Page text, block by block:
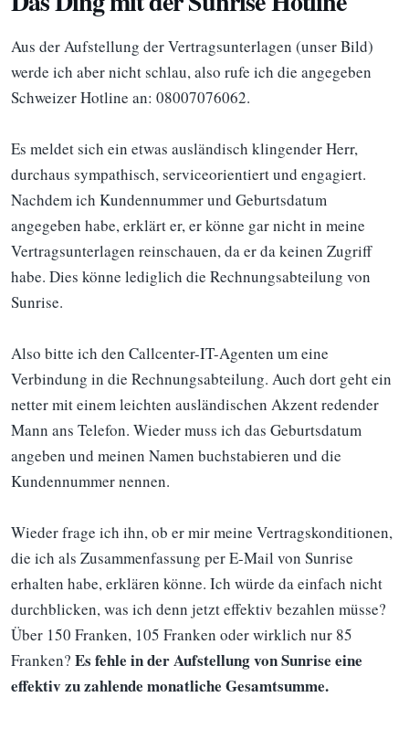
Aus der Aufstellung der Vertragsunterlagen (unser Bild)
werde ich aber nicht schlau, also rufe ich die angegeben
Schweizer Hotline an: 08007076062.
Es meldet sich ein etwas ausländisch klingender Herr,
durchaus sympathisch, serviceorientiert und engagiert.
Nachdem ich Kundennummer und Geburtsdatum
angegeben habe, erklärt er, er könne gar nicht in meine
Vertragsunterlagen reinschauen, da er da keinen Zugriff
habe. Dies könne lediglich die Rechnungsabteilung von
Sunrise.
Also bitte ich den Callcenter-IT-Agenten um eine
Verbindung in die Rechnungsabteilung. Auch dort geht ein
netter mit einem leichten ausländischen Akzent redender
Mann ans Telefon. Wieder muss ich das Geburtsdatum
angeben und meinen Namen buchstabieren und die
Kundennummer nennen.
Wieder frage ich ihn, ob er mir meine Vertragskonditionen,
die ich als Zusammenfassung per E-Mail von Sunrise
erhalten habe, erklären könne. Ich würde da einfach nicht
durchblicken, was ich denn jetzt effektiv bezahlen müsse?
Über 150 Franken, 105 Franken oder wirklich nur 85
Franken? Es fehle in der Aufstellung von Sunrise eine
effektiv zu zahlende monatliche Gesamtsumme.